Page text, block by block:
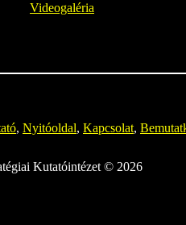
Videogaléria
, Nyitóoldal, Kapcsolat,
Kutatóintézet © 2026